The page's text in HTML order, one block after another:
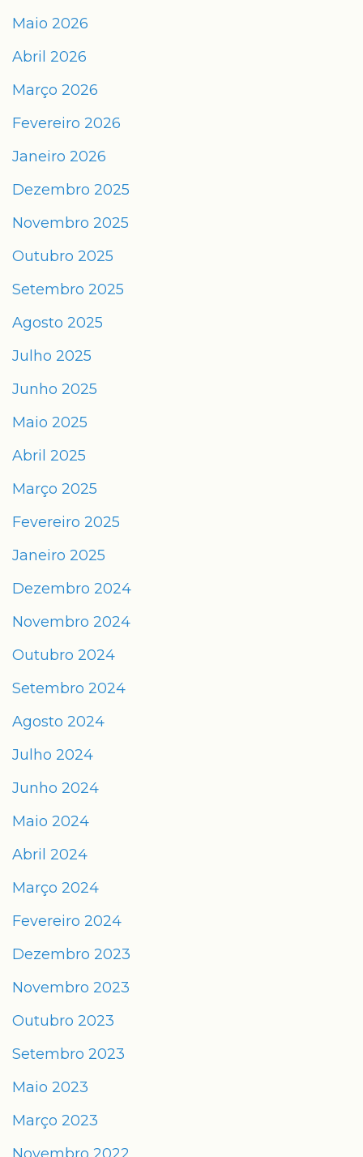
Maio 2026
Abril 2026
Março 2026
Fevereiro 2026
Janeiro 2026
Dezembro 2025
Novembro 2025
Outubro 2025
Setembro 2025
Agosto 2025
Julho 2025
Junho 2025
Maio 2025
Abril 2025
Março 2025
Fevereiro 2025
Janeiro 2025
Dezembro 2024
Novembro 2024
Outubro 2024
Setembro 2024
Agosto 2024
Julho 2024
Junho 2024
Maio 2024
Abril 2024
Março 2024
Fevereiro 2024
Dezembro 2023
Novembro 2023
Outubro 2023
Setembro 2023
Maio 2023
Março 2023